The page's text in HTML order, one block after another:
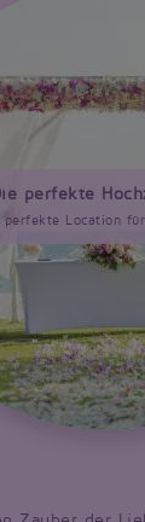
perfekte
perfekte Location